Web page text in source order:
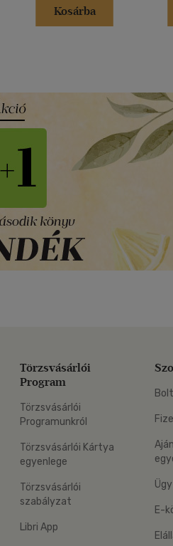
Kosárba
Törzsvásárlói
Program
Törzsvásárlói
Programunkról
Törzsvásárlói Kártya
egyenlege
Törzsvásárlói
szabályzat
Libri App
E-